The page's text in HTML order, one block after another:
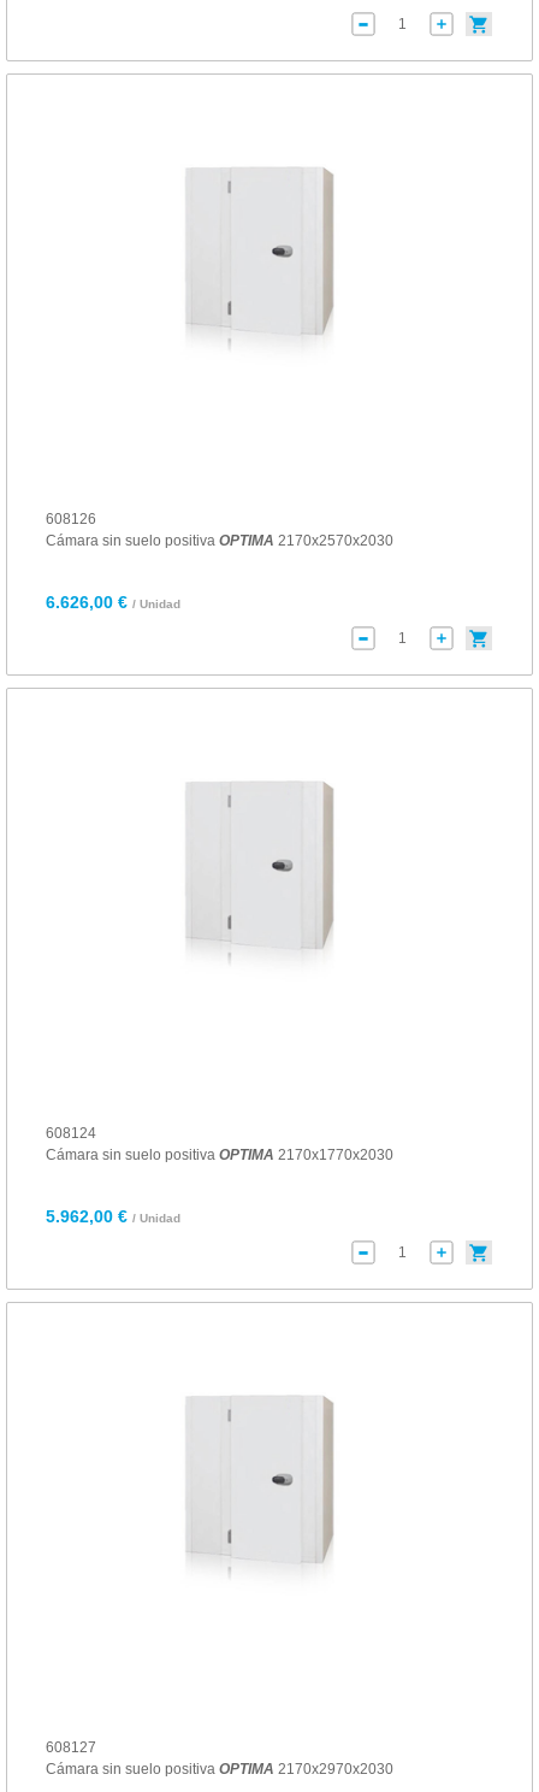
608126
Cámara sin suelo positiva OPTIMA 2170x2570x2030
6.626,00 € / Unidad
608124
Cámara sin suelo positiva OPTIMA 2170x1770x2030
5.962,00 € / Unidad
608127
Cámara sin suelo positiva OPTIMA 2170x2970x2030